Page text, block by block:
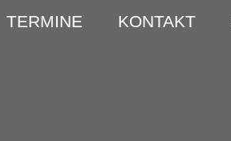
TERMINE KONTAKT